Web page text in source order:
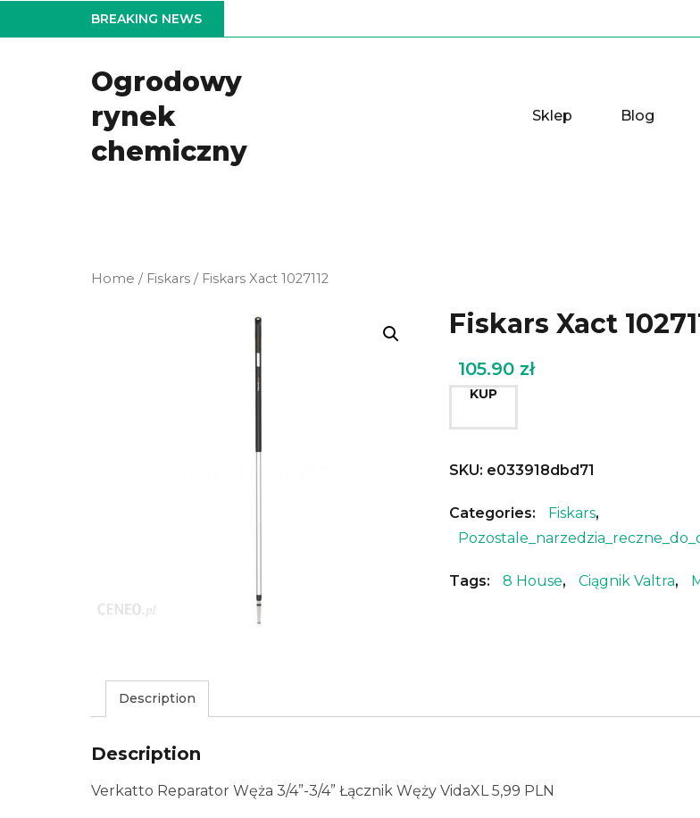
to
BREAKING NEWS
Ogrodowy
rynek
chemiczny
Sklep Blog
Home / Fiskars / Fiskars Xact 1027112
Fiskars Xact
105.90 zł
KUP
SKU: e033918dbd71
Categories: Fiskars,
Tags: 8 House, Ciągnik Valtra,
Description
Description
Verkatto Reparator Węża 3/4”-3/4” Łącznik Węży VidaXL 5,99 PLN